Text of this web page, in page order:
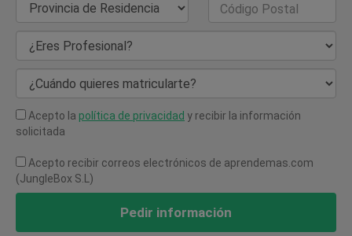
Provincia de Residencia Código Postal
¿Eres Profesional?
¿Cuándo quieres matricularte?
Acepto la política de privacidad y recibir la información
solicitada
Acepto recibir correos electrónicos de aprendemas.com
(JungleBox S.L)
Pedir información